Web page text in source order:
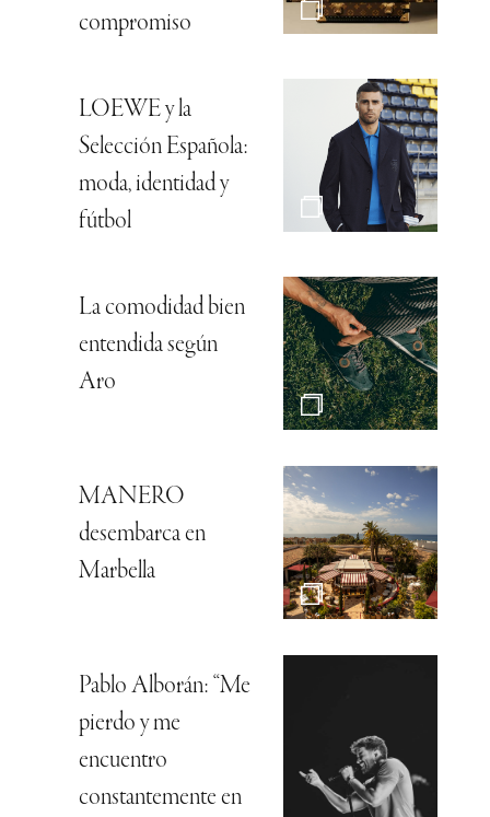
compromiso
LOEWE y la
Selección Española:
moda, identidad y
fútbol
La comodidad bien
entendida según
Aro
MANERO
desembarca en
Marbella
Pablo Alborán: “Me
pierdo y me
encuentro
constantemente en